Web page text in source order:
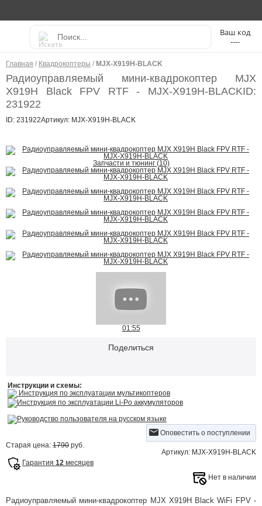
----
Главная / Квадрокоптеры / MJX-X919H-BLACK
Радиоуправляемый мини-квадрокоптер MJX
X919H Black FPV RTF - MJX-X919H-BLACKID:
231922
ID: 231922Артикул: MJX-X919H-BLACK
Запчасти и тюнинг (10)
01:55
Поделиться
Инструкции и схемы:
Инструкция по эксплуатации мультикоптеров
Инструкция по эксплуатации Li-Po аккумуляторов
Руководство пользователя на русском языке
Оповестить о поступлении
Старая цена: 1790 руб.
Артикул: MJX-X919H-BLACK
Гарантия 12 месяцев
Нет в наличии
Радиоуправляемый мини-квадрокоптер MJX X919H Black WiFi FPV -